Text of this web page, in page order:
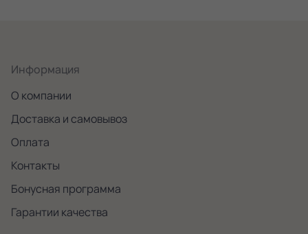
Информация
О компании
Доставка и самовывоз
Оплата
Контакты
Бонусная программа
Гарантии качества